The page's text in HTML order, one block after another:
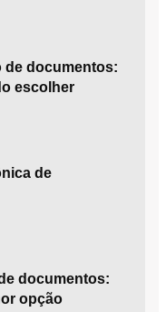
de documentos:
escolher
de
documentos:
opção